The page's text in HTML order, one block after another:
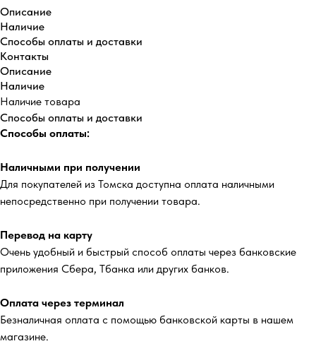
Описание
Наличие
Способы оплаты и доставки
Контакты
Описание
Наличие
Наличие товара
Способы оплаты и доставки
Способы оплаты:
Наличными при получении
Для покупателей из Томска доступна оплата наличными
непосредственно при получении товара.
Перевод на карту
Очень удобный и быстрый способ оплаты через банковские
приложения Сбера, Тбанка или других банков.
Оплата через терминал
Безналичная оплата с помощью банковской карты в нашем
магазине.